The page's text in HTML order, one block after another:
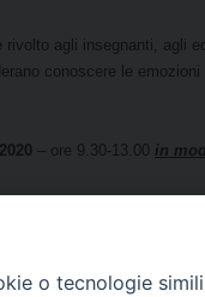
rivolto agli insegnanti, agli
conoscere le emozioni
– ore 9.30-13.00 in
del link per
o tecnologie